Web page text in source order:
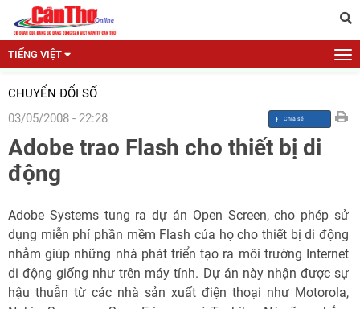
TIẾNG VIỆT
CHUYỂN ĐỔI SỐ
03/05/2008 - 22:28
Adobe trao Flash cho thiết bị di
động
Adobe Systems tung ra dự án Open Screen, cho phép sử
dụng miễn phí phần mềm Flash của họ cho thiết bị di động
nhằm giúp những nhà phát triển tạo ra môi trường Internet
di động giống như trên máy tính. Dự án này nhận được sự
hậu thuẫn từ các nhà sản xuất điện thoại như Motorola,